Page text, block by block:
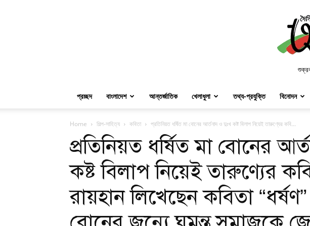
প্রচ্ছদ
বাংলাদেশ আন্তর্জাতিক খেলাধুলা তথ্য-প্রযুক্তি বিনোদন
Home শিল্প-সাহিত্য কবিতা প্রতিনিয়ত ধর্ষিত মা বোনের আর্তনাদ ও দুঃখ কষ্ট বিলাপ নিয়েই তারুণ্যের কবি...
প্রতিনিয়ত ধর্ষিত মা বোনের
কষ্ট বিলাপ নিয়েই তারুণ্যের
রায়হান লিখেছেন কবিতা